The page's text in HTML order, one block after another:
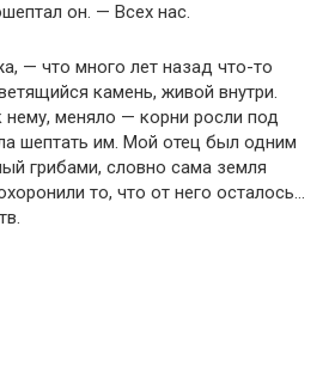
он. — Всех нас.
— что много лет назад что-то
камень, живой внутри.
нему, меняло — корни росли под
шептать им. Мой отец был одним
грибами, словно сама земля
то, что от него осталось…